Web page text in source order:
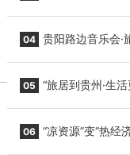
04 贵阳路边音乐会·
05 “旅居到贵州·生
06 “凉资源”变“热经